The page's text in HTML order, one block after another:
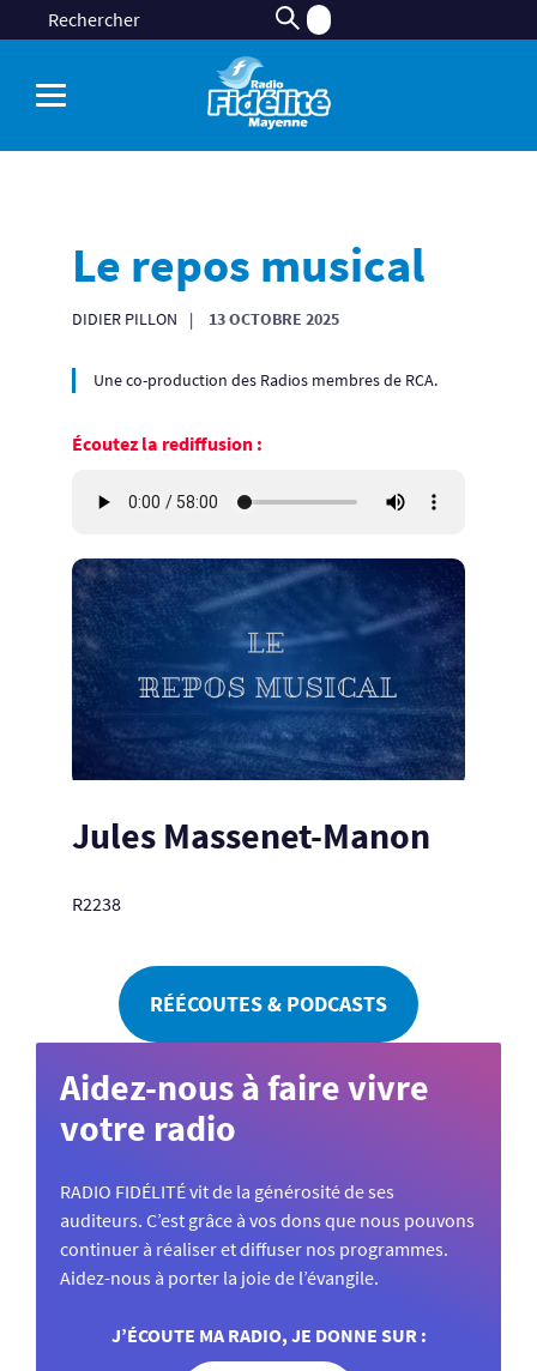
Le repos musical
DIDIER PILLON 13 OCTOBRE 2025
Une co-production des Radios membres de RCA.
Écoutez la rediffusion :
Jules Massenet-Manon
R2238
RÉÉCOUTES & PODCASTS
Aidez-nous à faire vivre
votre radio
RADIO FIDÉLITÉ vit de la générosité de ses
auditeurs. C’est grâce à vos dons que nous pouvons
continuer à réaliser et diffuser nos programmes.
Aidez-nous à porter la joie de l’évangile.
J’ÉCOUTE MA RADIO, JE DONNE SUR :